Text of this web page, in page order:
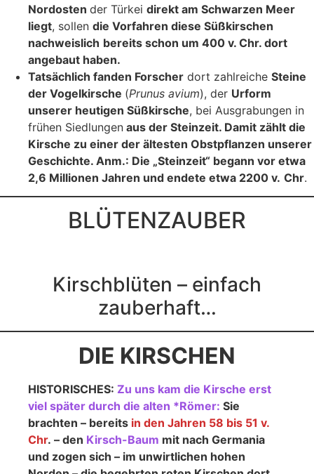
Nordosten der Türkei direkt am Schwarzen Meer
liegt, sollen die Vorfahren diese Süßkirschen
nachweislich bereits schon um 400 v. Chr. dort
angebaut haben.
Tatsächlich fanden Forscher dort zahlreiche Steine
der Vogelkirsche (Prunus avium), der Urform
unserer heutigen Süßkirsche, bei Ausgrabungen in
frühen Siedlungen aus der Steinzeit. Damit zählt die
Kirsche zu einer der ältesten Obstpflanzen unserer
Geschichte. Anm.: Die „Steinzeit“ begann vor etwa
2,6 Millionen Jahren und endete etwa 2200 v. Chr.
BLÜTENZAUBER
Kirschblüten – einfach
zauberhaft…
DIE KIRSCHEN
HISTORISCHES: Zu uns kam die Kirsche erst
viel später durch die alten *Römer: Sie
brachten – bereits in den Jahren 58 bis 51 v.
Chr. – den Kirsch-Baum mit nach Germania
und zogen sich – im unwirtlichen hohen